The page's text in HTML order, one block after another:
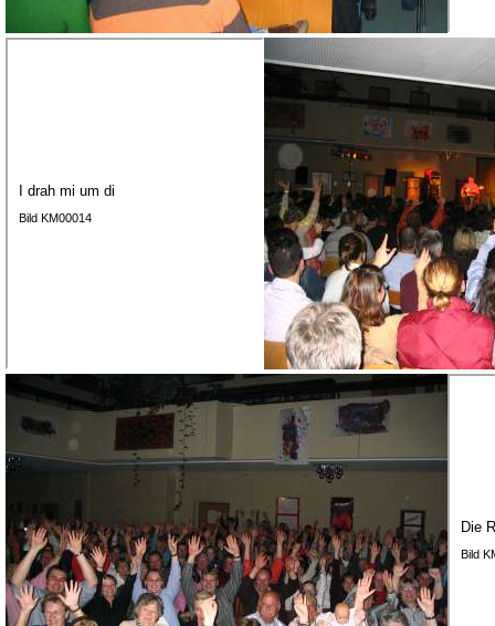
I drah mi um di
Bild KM00014
Die
Bild